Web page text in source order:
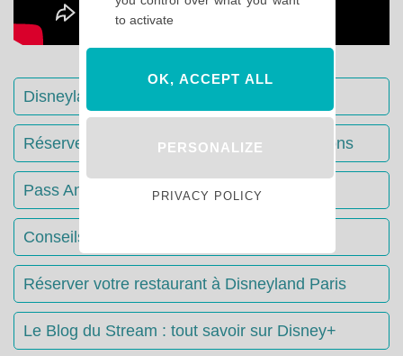
Disneyland Paris : Le guide complet
Réserver votre séjour : toutes les informations
Pass Annuels Disney : informations
Conseils & Astuces Disneyland Paris
Réserver votre restaurant à Disneyland Paris
Le Blog du Stream : tout savoir sur Disney+
to activate
OK, ACCEPT ALL
PERSONALIZE
PRIVACY POLICY